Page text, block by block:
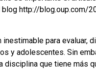
blog http://blog.oup.com/
para evaluar,
y adolescentes. Sin
disciplina que tiene más